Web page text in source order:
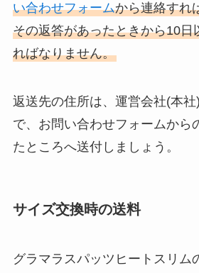
い合わせフォームから連絡すれ
その返答があったときから10日
ればなりません。
返送先の住所は、運営会社(本
で、お問い合わせフォームから
たところへ送付しましょう。
サイズ交換時の送料
グラマラスパッツヒートスリム